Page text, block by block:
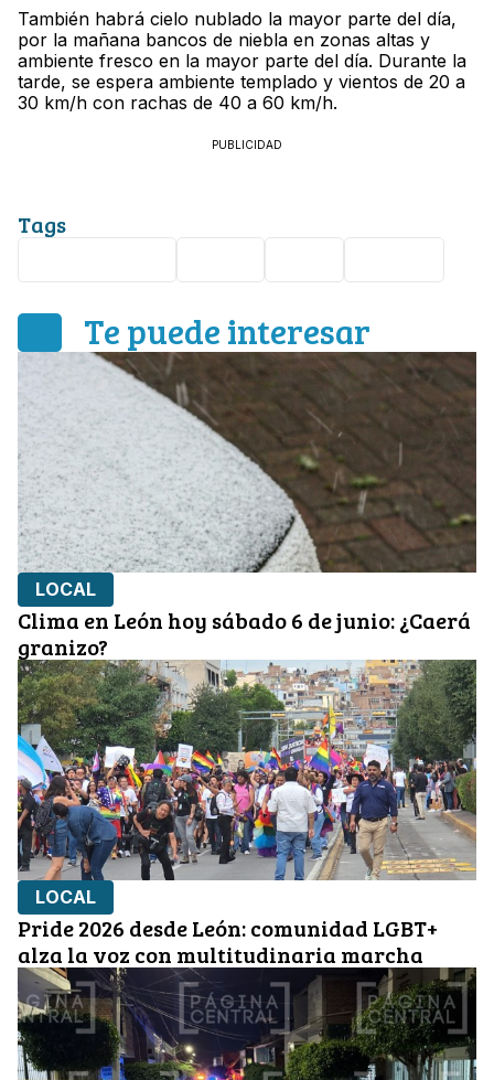
También habrá cielo nublado la mayor parte del día,
por la mañana bancos de niebla en zonas altas y
ambiente fresco en la mayor parte del día. Durante la
tarde, se espera ambiente templado y vientos de 20 a
30 km/h con rachas de 40 a 60 km/h.
PUBLICIDAD
Tags
Te puede interesar
LOCAL
Clima en León hoy sábado 6 de junio: ¿Caerá
granizo?
LOCAL
Pride 2026 desde León: comunidad LGBT+
alza la voz con multitudinaria marcha